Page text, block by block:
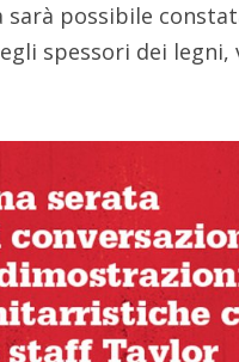
possibile
spessori dei